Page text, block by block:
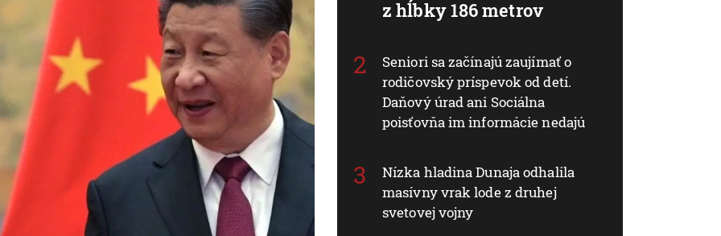
z hĺbky 186 metrov
Seniori sa začínajú zaujímať o
rodičovský príspevok od detí.
Daňový úrad ani Sociálna
poisťovňa im informácie nedajú
Nízka hladina Dunaja odhalila
masívny vrak lode z druhej
svetovej vojny